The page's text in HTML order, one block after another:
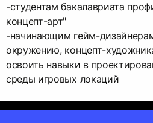
-студентам бакалавриата
концепт-арт"
-начинающим гейм-
окружению, концепт-
освоить навыки в
среды игровых локаций